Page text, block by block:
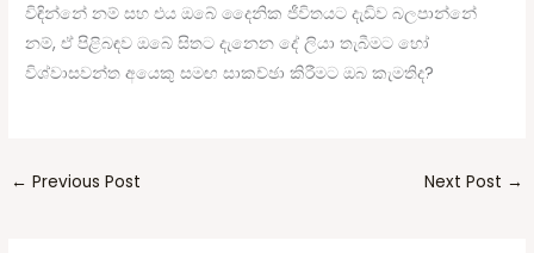
විඳින්නේ නම් සහ එය ඔබේ දෛනික ජීවිතයට දැඩිව බලපාන්නේ
නම්, ඒ පිළිබඳව ඔබේ සිතට දැනෙන දේ ලියා තැබීමට හෝ
විශ්වාසවන්ත අයෙකු සමඟ සාකච්ඡා කිරීමට ඔබ කැමතිද?
← Previous Post Next Post →